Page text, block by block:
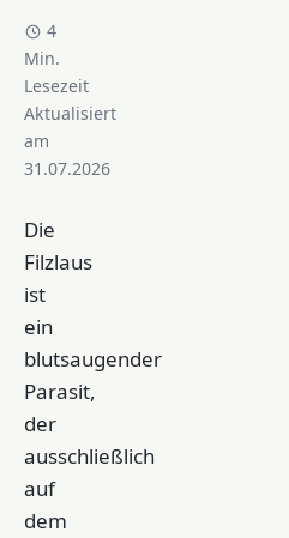
4
Min.
Lesezeit
Aktualisiert
am
31.07.2026
Die
Filzlaus
ist
ein
blutsaugender
Parasit,
der
ausschließlich
auf
dem